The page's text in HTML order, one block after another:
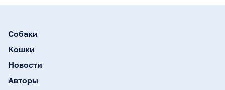
Собаки
Кошки
Новости
Авторы